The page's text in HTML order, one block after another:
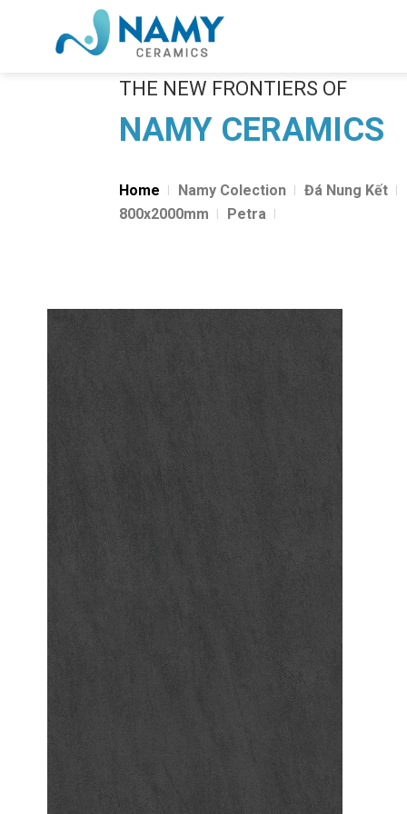
THE NEW FRONTIERS OF
NAMY CERAMICS
Home Namy Colection
Đá Nung Kết
800x2000mm
Petra
Add to